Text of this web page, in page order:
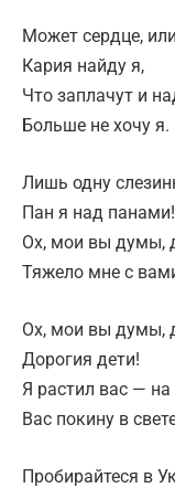
Может сердце,
Кария найду я,
Что заплачут и
Больше не хочу я.
Лишь одну
Пан я над панами!
Ох, мои вы думы,
Тяжело мне с
Ох, мои вы думы,
Дорогия дети!
Я растил вас — на
Вас покину в
Пробирайтеся в